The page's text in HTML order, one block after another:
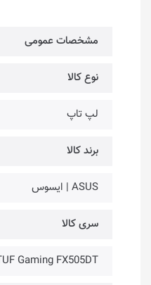
مشخصات عمومی
نوع کالا
لپ تاپ
برند کالا
ASUS | ایسوس
سری کالا
Gaming FX505DT